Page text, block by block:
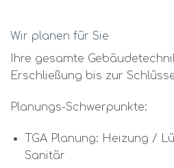
Wir planen für Sie
Ihre gesamte
Erschließung bis zur
Planungs-Schwerpunkte:
TGA Planung: Heizung /
Sanitär